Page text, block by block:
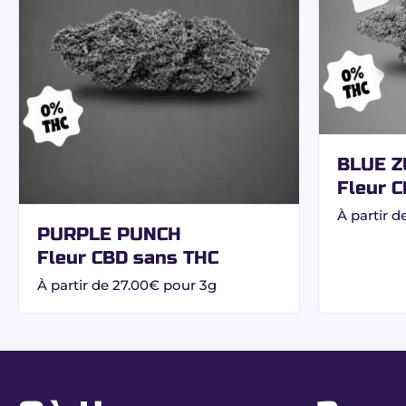
Stimulation douce :favorise concentration,
Détente légère :apaise les tensions sans
Énergie stable :sans nervosité ni “crash”
C’est la variété idéale pour accompagner le
Sécurité maximale
Chaque lot d’Amnesia Buddy Boo est analysé par
Conformité totale à la législation française et
Consommation sereine au quotidien
PURPLE PUNCH
Fleur CBD sans THC
À partir de 27.00€ pour 3g
BLUE
Fleur
À partir